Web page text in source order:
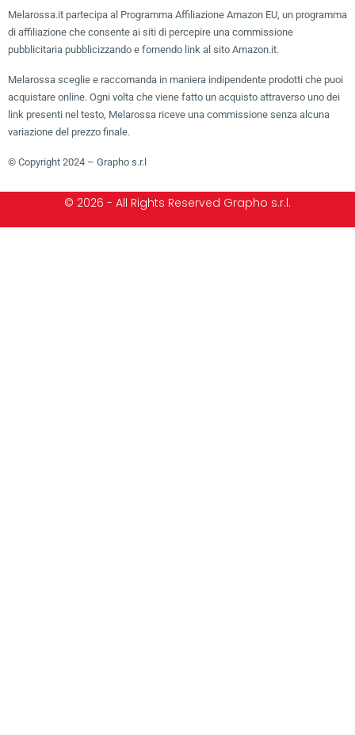
Melarossa.it partecipa al Programma Affiliazione Amazon EU, un programma
di affiliazione che consente ai siti di percepire una commissione
pubblicitaria pubblicizzando e fornendo link al sito Amazon.it.
Melarossa sceglie e raccomanda in maniera indipendente prodotti che puoi
acquistare online. Ogni volta che viene fatto un acquisto attraverso uno dei
link presenti nel testo, Melarossa riceve una commissione senza alcuna
variazione del prezzo finale.
© Copyright 2024 – Grapho s.r.l
© 2026 - All Rights Reserved Grapho s.r.l.